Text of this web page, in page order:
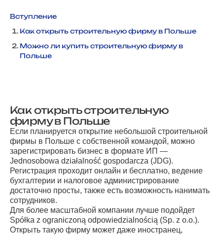
Вступление
Как открыть строительную фирму в Польше
Можно ли купить строительную фирму в
Польше
Как открыть строительную
фирму в Польше
Если планируется открытие небольшой строительной
фирмы в Польше с собственной командой, можно
зарегистрировать бизнес в формате ИП —
Jednosobowa działalność gospodarcza (JDG).
Регистрация проходит онлайн и бесплатно, ведение
бухгалтерии и налоговое администрирование
достаточно просты, также есть возможность нанимать
сотрудников.
Для более масштабной компании лучше подойдет
Spółka z ograniczoną odpowiedzialnością (Sp. z o.o.).
Открыть такую фирму может даже иностранец,